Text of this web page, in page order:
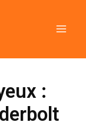
: